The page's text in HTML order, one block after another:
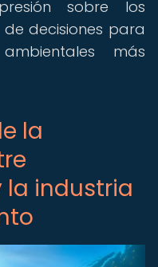
sobre los
decisiones para
más
la
la industria